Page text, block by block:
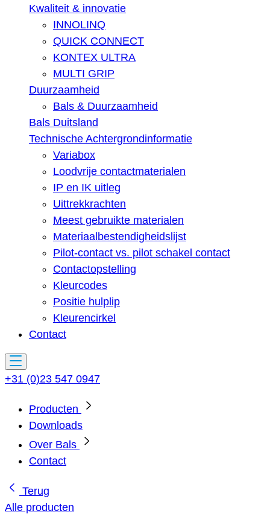
Kwaliteit & innovatie
INNOLINQ
QUICK CONNECT
KONTEX ULTRA
MULTI GRIP
Duurzaamheid
Bals & Duurzaamheid
Bals Duitsland
Technische Achtergrondinformatie
Variabox
Loodvrije contactmaterialen
IP en IK uitleg
Uittrekkrachten
Meest gebruikte materialen
Materiaalbestendigheidslijst
Pilot-contact vs. pilot schakel contact
Contactopstelling
Kleurcodes
Positie hulplip
Kleurencirkel
Contact
+31 (0)23 547 0947
Producten
Downloads
Over Bals
Contact
Terug
Alle producten